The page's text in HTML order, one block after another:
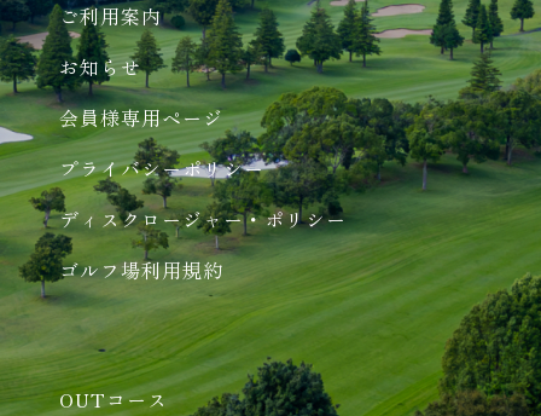
ご利用案内
お知らせ
会員様専用ページ
プライバシーポリシー
ディスクロージャー・ポリシー
ゴルフ場利用規約
OUTコース